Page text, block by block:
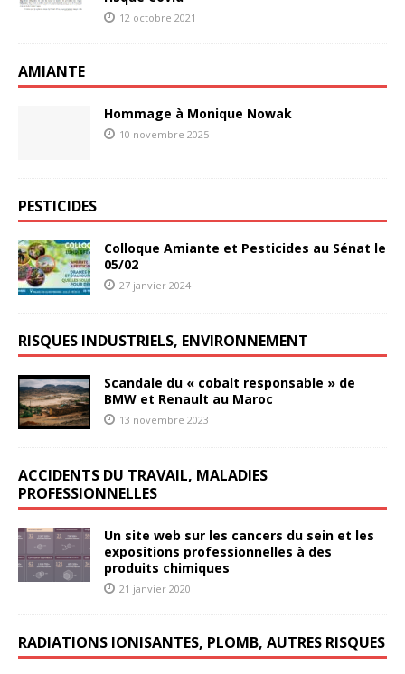
12 octobre 2021
AMIANTE
Hommage à Monique Nowak
10 novembre 2025
PESTICIDES
Colloque Amiante et Pesticides au Sénat le
05/02
27 janvier 2024
RISQUES INDUSTRIELS, ENVIRONNEMENT
Scandale du « cobalt responsable » de
BMW et Renault au Maroc
13 novembre 2023
ACCIDENTS DU TRAVAIL, MALADIES
PROFESSIONNELLES
Un site web sur les cancers du sein et les
expositions professionnelles à des
produits chimiques
21 janvier 2020
RADIATIONS IONISANTES, PLOMB, AUTRES RISQUES